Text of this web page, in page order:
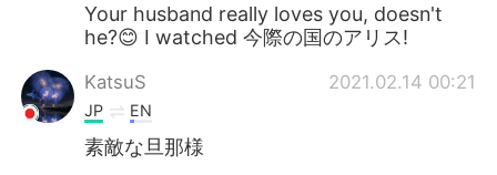
Your husband really loves you, doesn't
he?😊 I watched 今際の国のアリス!
KatsuS 2021.02.14 00:21
JP EN
素敵な旦那様